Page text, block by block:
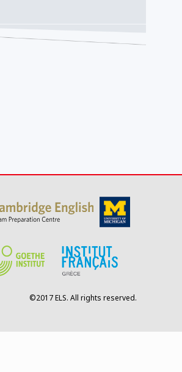
©2017 ELS. All rights reserved.